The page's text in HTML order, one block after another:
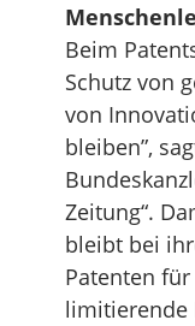
Beim
Schutz von
von
bleiben”,
Zeitung“.
bleibt bei
Patenten
limitierende